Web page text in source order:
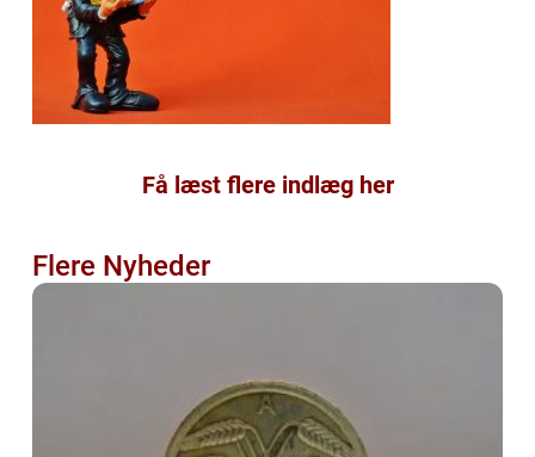
Få læst flere indlæg her
Flere Nyheder